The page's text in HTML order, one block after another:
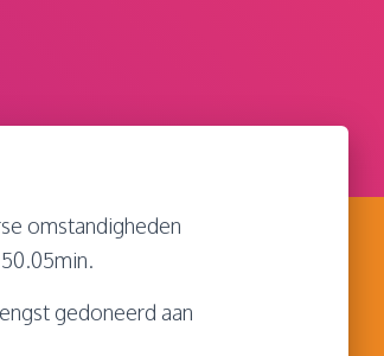
omstandigheden
gedoneerd aan